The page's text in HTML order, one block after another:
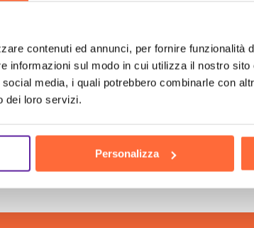
contenuti ed annunci, per fornire funzionalità
informazioni sul modo in cui utilizza il nostro
media, i quali potrebbero combinarle con
dei loro servizi.
Personalizza